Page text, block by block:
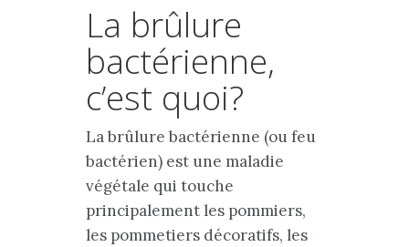
La brûlure
bactérienne,
c’est quoi?
La brûlure bactérienne (ou feu
bactérien) est une maladie
végétale qui touche
principalement les pommiers,
les pommetiers décoratifs, les